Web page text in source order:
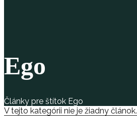
Ego
Články pre štítok Ego
V tejto kategórii nie je žiadny článok.